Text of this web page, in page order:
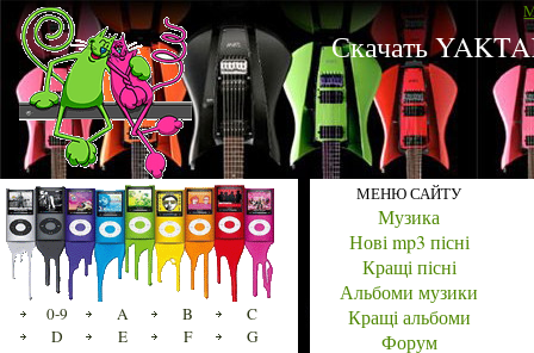
Скачать
0-9 A B
C
D
E F
G
МЕНЮ САЙТУ
Музика
Нові mp3 пісні
Кращі пісні
Альбоми музики
Кращі альбоми
Форум